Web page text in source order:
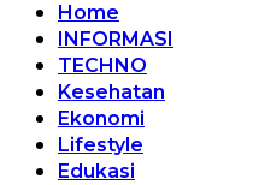
Home
INFORMASI
TECHNO
Kesehatan
Ekonomi
Lifestyle
Edukasi